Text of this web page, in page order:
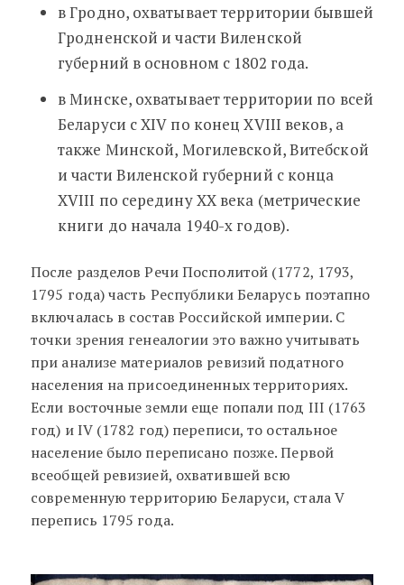
в Гродно, охватывает территории бывшей
Гродненской и части Виленской
губерний в основном с 1802 года.
в Минске, охватывает территории по всей
Беларуси с XIV по конец XVIII веков, а
также Минской, Могилевской, Витебской
и части Виленской губерний с конца
XVIII по середину XX века (метрические
книги до начала 1940-х годов).
После разделов Речи Посполитой (1772, 1793,
1795 года) часть Республики Беларусь поэтапно
включалась в состав Российской империи. С
точки зрения генеалогии это важно учитывать
при анализе материалов ревизий податного
населения на присоединенных территориях.
Если восточные земли еще попали под III (1763
год) и IV (1782 год) переписи, то остальное
население было переписано позже. Первой
всеобщей ревизией, охватившей всю
современную территорию Беларуси, стала V
перепись 1795 года.